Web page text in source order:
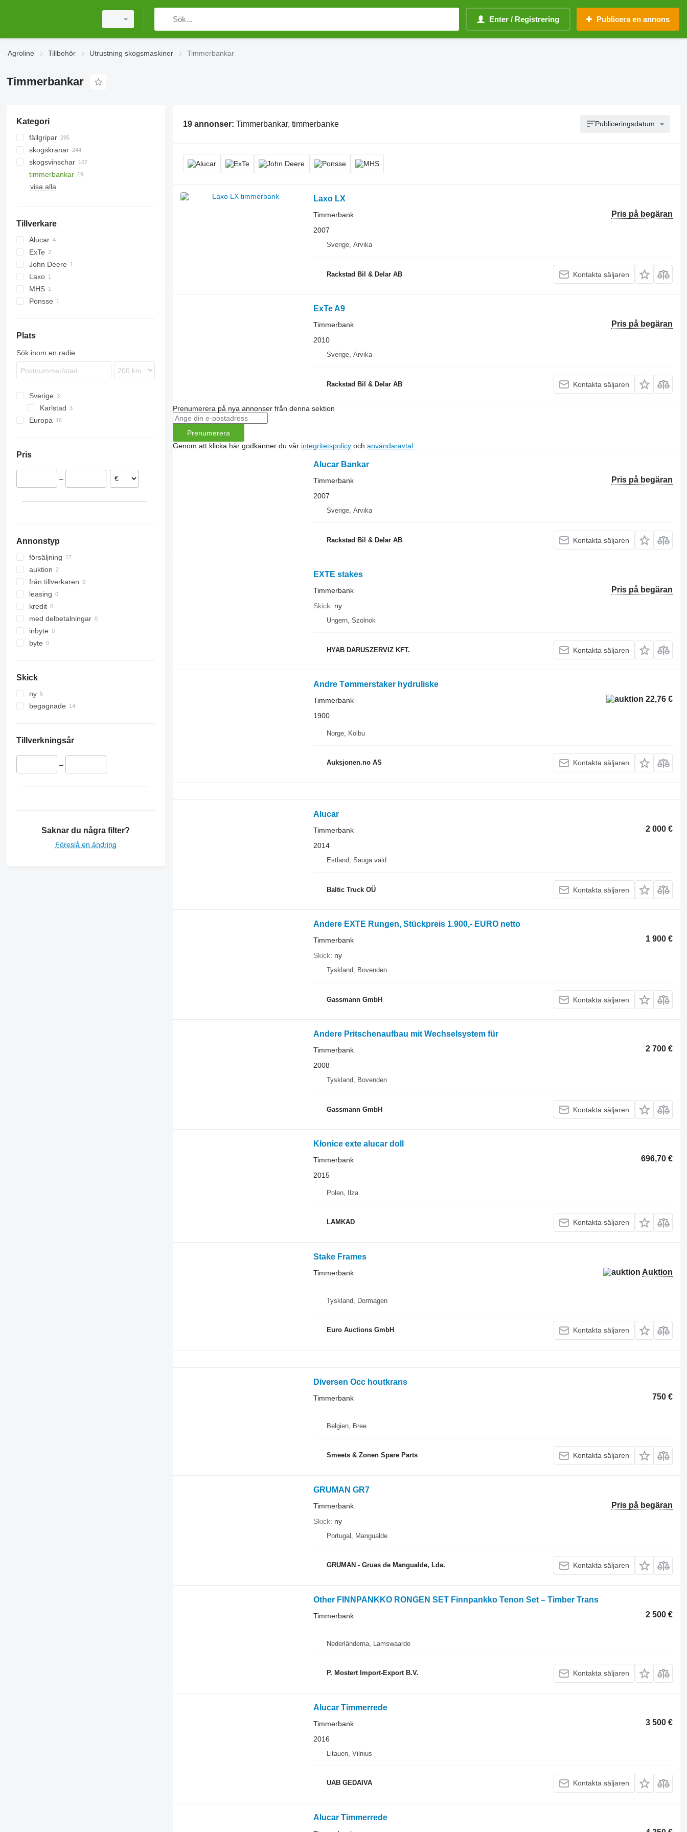
Enter / Registrering Publicera en annons
Agroline Tillbehör Utrustning skogsmaskiner Timmerbankar
Timmerbankar
Kategori
fällgripar
skogskranar
skogsvinschar
timmerbankar
visa alla
Tillverkare
Alucar
ExTe
John Deere
1110
Laxo
MHS
Ponsse
Plats
Sök inom en radie
Sverige
Karlstad
Europa
Litauen
Portugal
Pris
–
Annonstyp
försäljning
auktion
från tillverkaren
leasing
kredit
med delbetalningar
inbyte
byte
Skick
ny
begagnade
Tillverkningsår
–
Saknar du några filter?
Föreslå en ändring
19 annonser: Timmerbankar, timmerbanke Publiceringsdatum
Laxo LX
Pris på begäran
Timmerbank
2007
Sverige, Arvika
Rackstad Bil & Delar AB Kontakta säljaren
ExTe A9
Pris på begäran
Timmerbank
2010
Sverige, Arvika
Rackstad Bil & Delar AB Kontakta säljaren
Prenumerera på nya annonser från denna sektion
Prenumerera
Genom att klicka här godkänner du vår integritetspolicyoch användaravtal.
Alucar Bankar
Pris på begäran
Timmerbank
2007
Sverige, Arvika
Rackstad Bil & Delar AB Kontakta säljaren
EXTE stakes
Pris på begäran
Timmerbank
Skick ny
Ungern, Szolnok
HYAB DARUSZERVIZ KFT. Kontakta säljaren
Andre Tømmerstaker hydruliske
22,76 €
Timmerbank
1900
Norge, Kolbu
Auksjonen.no AS Kontakta säljaren
Alucar
2 000 €
Timmerbank
2014
Estland, Sauga vald
Baltic Truck OÜ Kontakta säljaren
Andere EXTE Rungen, Stückpreis 1.900,- EURO netto
1 900 €
Timmerbank
Skick ny
Tyskland, Bovenden
Gassmann GmbH Kontakta säljaren
Andere Pritschenaufbau mit Wechselsystem für
2 700 €
Timmerbank
2008
Tyskland, Bovenden
Gassmann GmbH Kontakta säljaren
Kłonice exte alucar doll
696,70 €
Timmerbank
2015
Polen, Ilza
LAMKAD Kontakta säljaren
Stake Frames
Auktion
Timmerbank
Tyskland, Dormagen
Euro Auctions GmbH Kontakta säljaren
Diversen Occ houtkrans
750 €
Timmerbank
Belgien, Bree
Smeets & Zonen Spare Parts Kontakta säljaren
GRUMAN GR7
Pris på begäran
Timmerbank
Skick ny
Portugal, Mangualde
GRUMAN - Gruas de Mangualde, Lda. Kontakta säljaren
Other FINNPANKKO RONGEN SET Finnpankko Tenon Set – Timber Trans
2 500 €
Timmerbank
Nederländerna, Lamswaarde
P. Mostert Import-Export B.V. Kontakta säljaren
Alucar Timmerrede
3 500 €
Timmerbank
2016
Litauen, Vilnius
UAB GEDAIVA Kontakta säljaren
Alucar Timmerrede